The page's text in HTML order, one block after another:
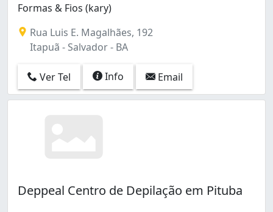
Formas & Fios (kary)
Rua Luis E. Magalhães, 192
Itapuã - Salvador - BA
Ver Tel Info Email
Deppeal Centro de Depilação em Pituba